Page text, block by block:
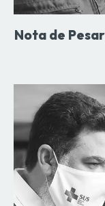
Nota de